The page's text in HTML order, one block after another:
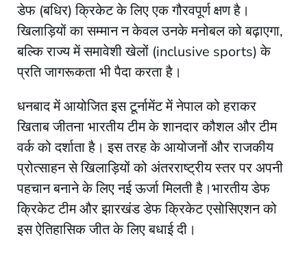
डेफ (बधिर) क्रिकेट के लिए एक गौरवपूर्ण क्षण है।
खिलाड़ियों का सम्मान न केवल उनके मनोबल को बढ़ाएगा,
बल्कि राज्य में समावेशी खेलों (inclusive sports) के
प्रति जागरूकता भी पैदा करता है।​
धनबाद में आयोजित इस टूर्नामेंट में नेपाल को हराकर
खिताब जीतना भारतीय टीम के शानदार कौशल और टीम
वर्क को दर्शाता है। इस तरह के आयोजनों और राजकीय
प्रोत्साहन से खिलाड़ियों को अंतरराष्ट्रीय स्तर पर अपनी
पहचान बनाने के लिए नई ऊर्जा मिलती है।​भारतीय डेफ
क्रिकेट टीम और झारखंड डेफ क्रिकेट एसोसिएशन को
इस ऐतिहासिक जीत के लिए बधाई दी।